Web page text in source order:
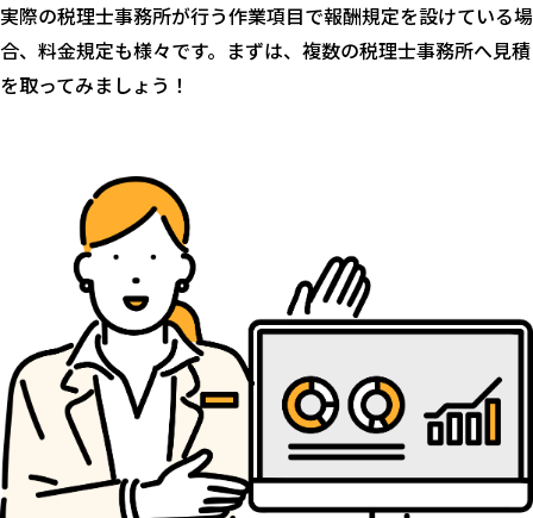
実際の税理士事務所が行う作業項目で報酬規定を設けている場
合、料金規定も様々です。まずは、複数の税理士事務所へ見積
を取ってみましょう！